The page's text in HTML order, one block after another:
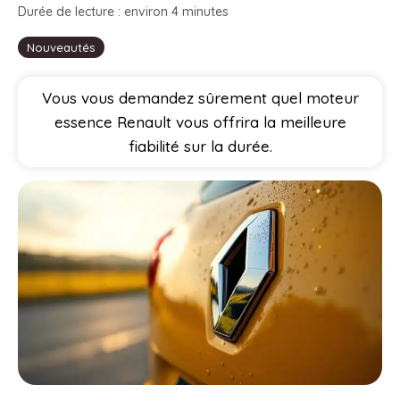
Nouveautés
Durée de lecture : environ 4 minutes
Vous vous demandez sûrement quel moteur
essence Renault vous offrira la meilleure
fiabilité sur la durée.